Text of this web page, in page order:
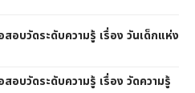
อบวัดระดับความรู้ เรื่อง วันเด็กแห่ง
อบวัดระดับความรู้ เรื่อง วัดความรู้